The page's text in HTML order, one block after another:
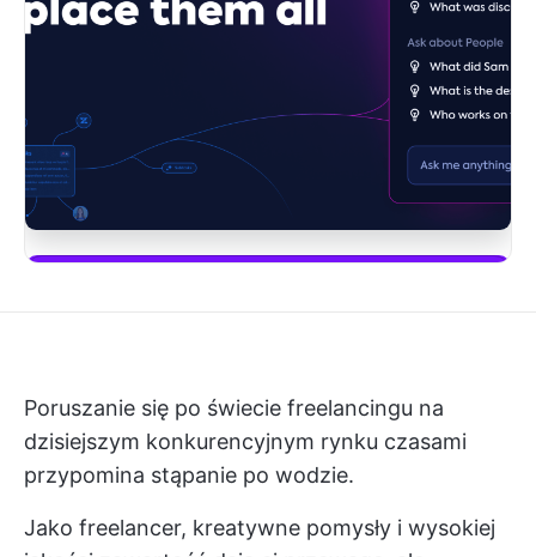
Poruszanie się po świecie freelancingu na
dzisiejszym konkurencyjnym rynku czasami
przypomina stąpanie po wodzie.
Jako freelancer, kreatywne pomysły i wysokiej